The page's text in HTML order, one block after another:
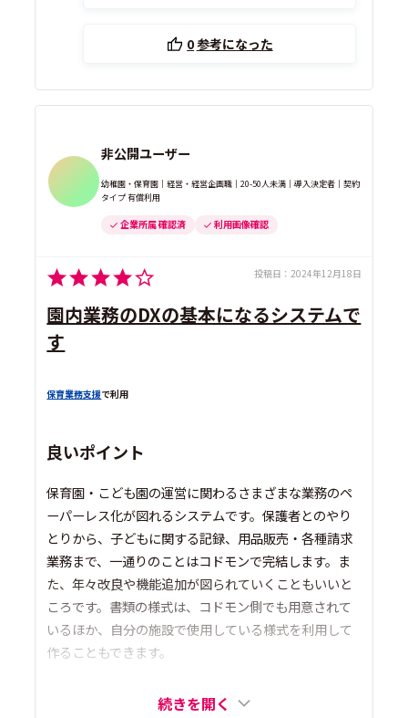
0参考になった
非公開ユーザー
幼稚園・保育園｜経営・経営企画職｜20-50人未満｜導入決定者｜契約
タイプ 有償利用
企業所属 確認済 利用画像確認
投稿日： 2024年12月18日
園内業務のDXの基本になるシステムで
す
保育業務支援で利用
良いポイント
保育園・こども園の運営に関わるさまざまな業務のペ
ーパーレス化が図れるシステムです。保護者とのやり
とりから、子どもに関する記録、用品販売・各種請求
業務まで、一通りのことはコドモンで完結します。ま
た、年々改良や機能追加が図られていくこともいいと
ころです。書類の様式は、コドモン側でも用意されて
いるほか、自分の施設で使用している様式を利用して
作ることもできます。
続きを開く